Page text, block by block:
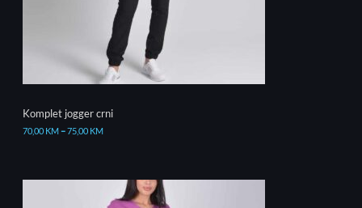
Komplet jogger crni
70,00 KM–75,00 KM